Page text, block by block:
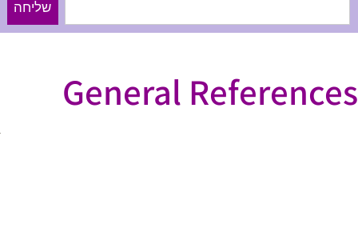
שליחה
General References